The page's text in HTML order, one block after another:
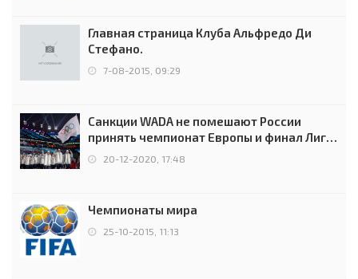
Главная страница Клуба Альфредо Ди
Стефано.
7-08-2015, 09:29
Санкции WADA не помешают России
принять чемпионат Европы и финал Лиги
чемпионов.
20-12-2020, 17:48
Чемпионаты мира
25-10-2015, 11:13